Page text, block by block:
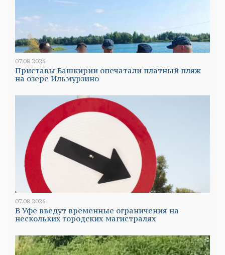
07.08.2026
Приставы Башкирии опечатали платный пляж
на озере Ильмурзино
07.08.2026
В Уфе введут временные ограничения на
нескольких городских магистралях